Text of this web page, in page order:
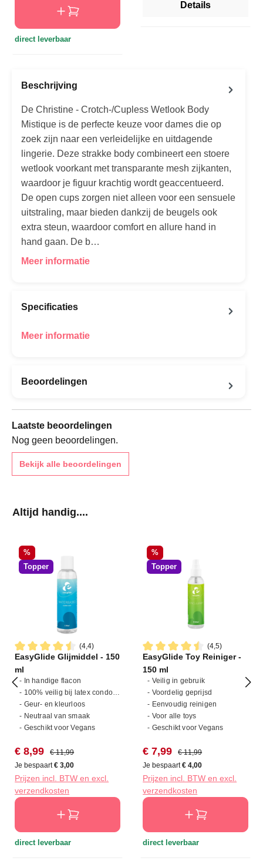
direct leverbaar
Details
Beschrijving
De Christine - Crotch-/Cupless Wetlook Body
Mistique is de perfecte keuze voor dames die op
zoek zijn naar een verleidelijke en uitdagende
lingerie. Deze strakke body combineert een stoere
wetlook voorkant met transparante mesh zijkanten,
waardoor je figuur krachtig wordt geaccentueerd.
De open cups zorgen niet alleen voor een sensuele
uitstraling, maar bieden dankzij de beugels ook
extra steun, waardoor comfort en allure hand in
hand gaan. De b…
Meer informatie
Specificaties
Meer informatie
Beoordelingen
Laatste beoordelingen
Nog geen beoordelingen.
Bekijk alle beoordelingen
Productgalerij overslaan
Altijd handig....
Korting
%
Topper
(4,4)
Gemiddelde waardering van 4.4 van 5 sterren
EasyGlide Glijmiddel - 150
ml
- In handige flacon
- 100% veilig bij latex condooms
- Geur- en kleurloos
- Neutraal van smaak
- Geschikt voor Vegans
Verkoopprijs:
€ 8,99 Normale prijs:
€ 11,99
Je bespaart€ 3,00
Prijzen incl. BTW en excl.
verzendkosten
direct leverbaar
Korting
%
Topper
(4,5)
Gemiddelde waardering van
EasyGlide Toy Reiniger -
150 ml
- Veilig in gebruik
- Voordelig geprijsd
- Eenvoudig reinigen
- Voor alle toys
- Geschikt voor Vegans
Verkoopprijs:
€ 7,99 Normale prijs:
€ 11,99
Je bespaart€ 4,00
Prijzen incl. BTW en excl.
verzendkosten
direct leverbaar